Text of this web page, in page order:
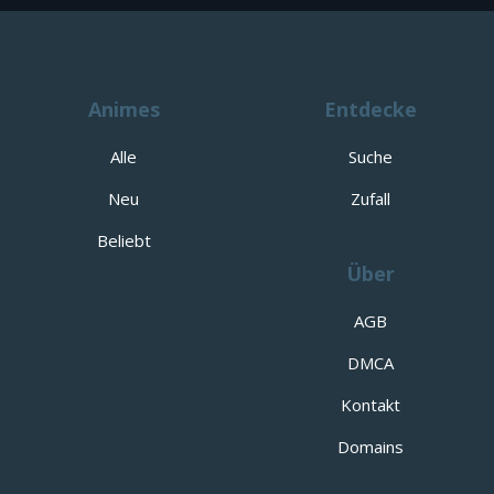
Animes
Alle
Neu
Beliebt
Entdecke
Suche
Zufall
Über
AGB
DMCA
Kontakt
Domains